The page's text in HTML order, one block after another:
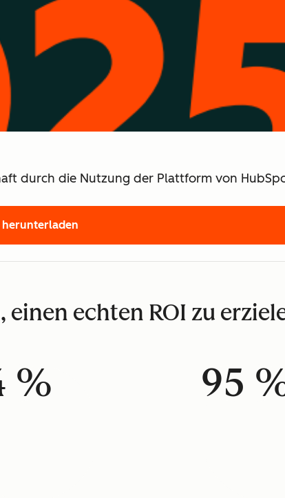
durch die Nutzung der Plattform von
herunterladen
echten ROI zu
% 95